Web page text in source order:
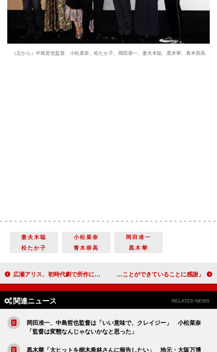
（左から）中島哲也監督、小松菜奈、松たか子、岡田准一、妻夫木聡、黒木華、青木崇高
妻夫木聡 小松菜奈
岡田准一
松たか子
青木崇高 黒木華
広瀬アリス、初時代劇で所作に苦労 「骨格には逆らえない…」 草なぎ剛「新しい地図」の２年目を振り返る 「３人とも、好きなことができていることに感謝」
関連ニュース RELATED NEWS
岡田准一、中島哲也監督は「いい意味で、クレイジー」 小松菜奈
「監督は変態なんじゃないかなと思った」
黒木華「大ヒットを樹木希林さんに報告したい」 地元・大阪万博